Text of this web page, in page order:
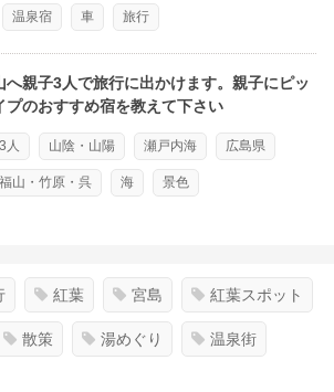
温泉宿 車 旅行
へ親子3人で旅行に出かけます。親子にピッ
プのおすすめ宿を教えて下さい
3人 山陰・山陽 瀬戸内海 広島県
福山・竹原・呉 海 景色
紅葉 宮島 紅葉スポット
散策 湯めぐり 温泉街